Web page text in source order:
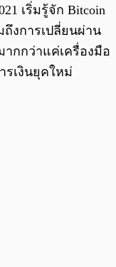
เริ่มรู้จัก Bitcoin
ถึงการเปลี่ยนผ่าน
กกว่าแค่เครื่องมือ
รเงินยุคใหม่